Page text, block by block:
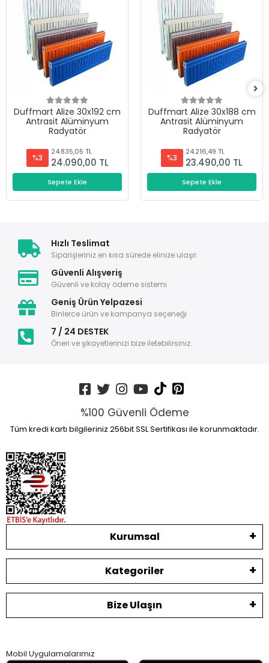
Duffmart Alize 30x192 cm
Antrasit Alüminyum
Radyatör
%3
24.835,05 TL
24.090,00 TL
Sepete Ekle
Duffmart Alize 30x188 cm
Antrasit Alüminyum
Radyatör
%3
24.216,49 TL
23.490,00 TL
Sepete Ekle
Hızlı Teslimat
Siparişleriniz en kısa sürede elinize ulaşır.
Güvenli Alışveriş
Güvenli ve kolay ödeme sistemi
Geniş Ürün Yelpazesi
Binlerce ürün ve kampanya seçeneği
7 / 24 DESTEK
Öneri ve şikayetlerinizi bize iletebilirsiniz.
%100 Güvenli Ödeme
Tüm kredi kartı bilgileriniz 256bit SSL Sertifikası ile korunmaktadır.
Kurumsal
Kategoriler
Bize Ulaşın
Mobil Uygulamalarımız